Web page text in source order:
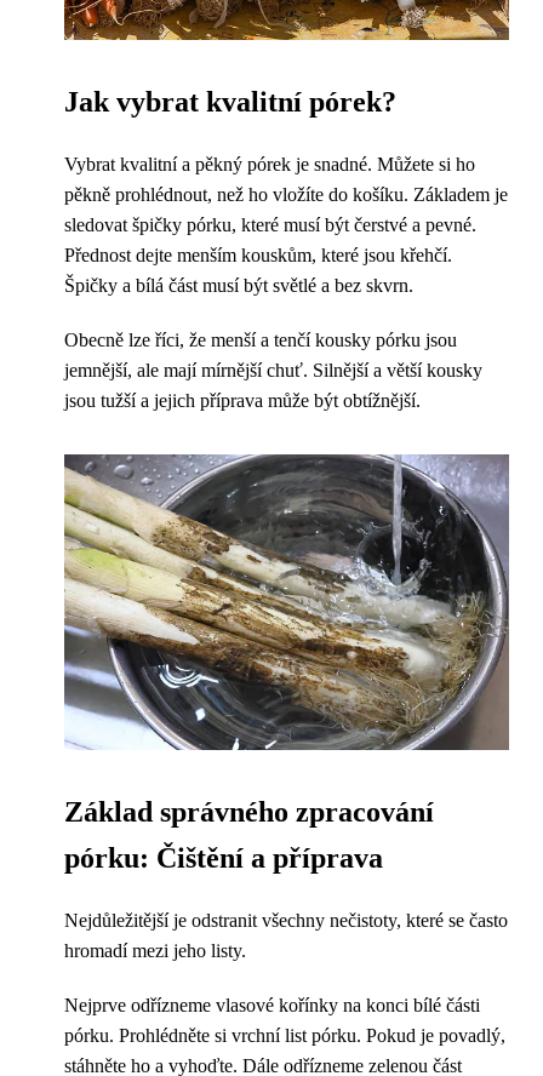
Jak vybrat kvalitní pórek?
Vybrat kvalitní a pěkný pórek je snadné. Můžete si ho
pěkně prohlédnout, než ho vložíte do košíku. Základem je
sledovat špičky pórku, které musí být čerstvé a pevné.
Přednost dejte menším kouskům, které jsou křehčí.
Špičky a bílá část musí být světlé a bez skvrn.
Obecně lze říci, že menší a tenčí kousky pórku jsou
jemnější, ale mají mírnější chuť. Silnější a větší kousky
jsou tužší a jejich příprava může být obtížnější.
Základ správného zpracování
pórku: Čištění a příprava
Nejdůležitější je odstranit všechny nečistoty, které se často
hromadí mezi jeho listy.
Nejprve odřízneme vlasové kořínky na konci bílé části
pórku. Prohlédněte si vrchní list pórku. Pokud je povadlý,
stáhněte ho a vyhoďte. Dále odřízneme zelenou část